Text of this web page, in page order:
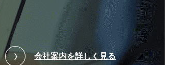
会社案内を詳しく見る